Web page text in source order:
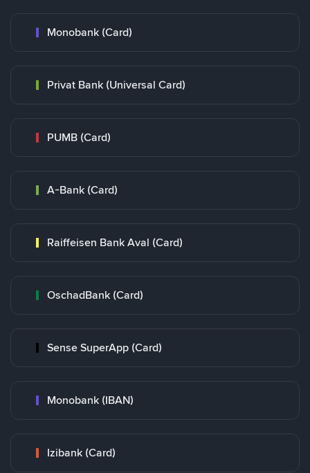
Monobank (Card)
Privat Bank (Universal Card)
PUMB (Card)
A-Bank (Card)
Raiffeisen Bank Aval (Card)
OschadBank (Card)
Sense SuperApp (Card)
Monobank (IBAN)
Izibank (Card)